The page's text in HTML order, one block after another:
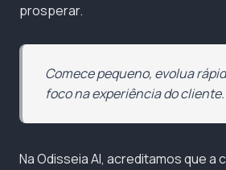
prosperar.
Comece pequeno, evolua
foco na experiência do cliente.
Na Odisseia AI, acreditamos que a